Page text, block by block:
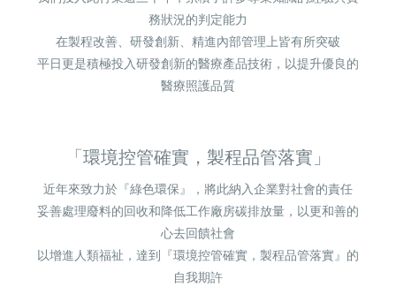
務狀況的判定能力
在製程改善、研發創新、精進內部管理上皆有所突破
平日更是積極投入研發創新的醫療產品技術，以提升優良的
醫療照護品質
「環境控管確實，製程品管落實」
近年來致力於『綠色環保』，將此納入企業對社會的責任
妥善處理廢料的回收和降低工作廠房碳排放量，以更和善的
心去回饋社會
以增進人類福祉，達到『環境控管確實，製程品管落實』的
自我期許